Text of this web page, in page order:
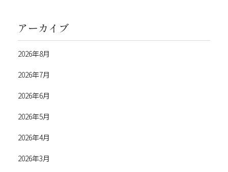
アーカイブ
2026年8月
2026年7月
2026年6月
2026年5月
2026年4月
2026年3月